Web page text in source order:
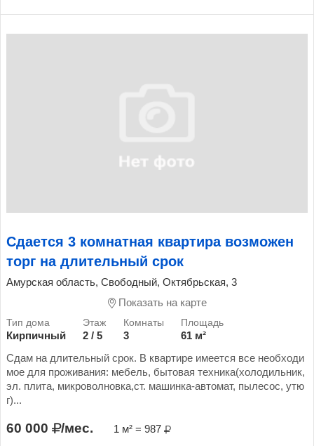
Сдается 3 комнатная квартира возможен
торг на длительный срок
Амурская область, Свободный, Октябрьская, 3
Показать на карте
Кирпичный 2 / 5 3
61 м²
Сдам на длительный срок. В квартире имеется все необходи
мое для проживания: мебель, бытовая техника(холодильник,
эл. плита, микроволновка,ст. машинка-автомат, пылесос, утю
г)...
60 000 /мес. 1 м² = 987